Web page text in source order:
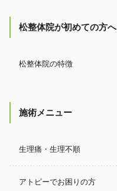
松整体院が初めての方へ
松整体院の特徴
施術メニュー
生理痛・生理不順
アトピーでお困りの方